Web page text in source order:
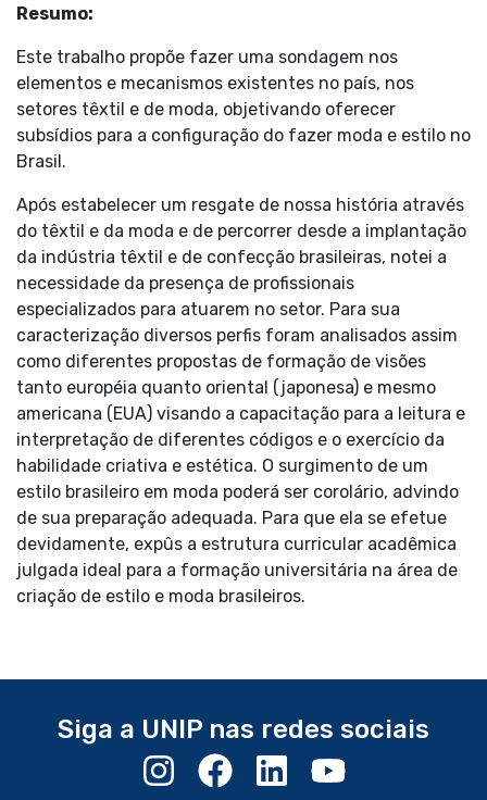
Resumo:
Este trabalho propõe fazer uma sondagem nos
elementos e mecanismos existentes no país, nos
setores têxtil e de moda, objetivando oferecer
subsídios para a configuração do fazer moda e estilo no
Brasil.
Após estabelecer um resgate de nossa história através
do têxtil e da moda e de percorrer desde a implantação
da indústria têxtil e de confecção brasileiras, notei a
necessidade da presença de profissionais
especializados para atuarem no setor. Para sua
caracterização diversos perfis foram analisados assim
como diferentes propostas de formação de visões
tanto européia quanto oriental (japonesa) e mesmo
americana (EUA) visando a capacitação para a leitura e
interpretação de diferentes códigos e o exercício da
habilidade criativa e estética. O surgimento de um
estilo brasileiro em moda poderá ser corolário, advindo
de sua preparação adequada. Para que ela se efetue
devidamente, expûs a estrutura curricular acadêmica
julgada ideal para a formação universitária na área de
criação de estilo e moda brasileiros.
Siga a UNIP nas redes sociais